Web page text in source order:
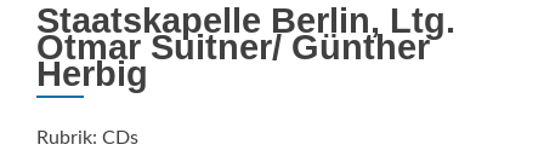
Staatskapelle Berlin, Ltg.
Otmar Suitner/ Günther
Herbig
Rubrik: CDs